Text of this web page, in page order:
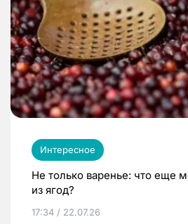
Интересное
Не только варенье: что еще
из ягод?
17:34 / 22.07.26